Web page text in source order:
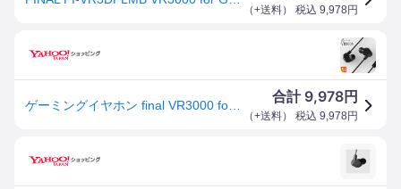
（+送料） 税込 9,978 円
合計 9,978円
（+送料） 税込 9,978 円